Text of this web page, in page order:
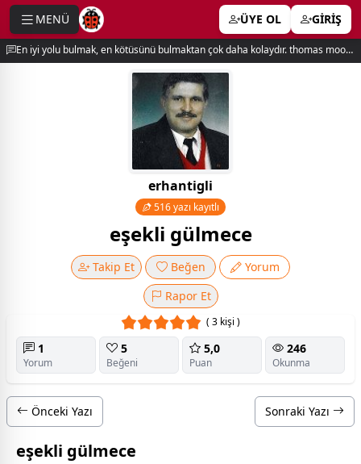
MENÜ ÜYE OL GİRİŞ
En iyi yolu bulmak, en kötüsünü bulmaktan çok daha kolaydır. thomas moore
erhantigli
516 yazı kayıtlı
eşekli gülmece
Takip Et Beğen
Yorum
Rapor Et
( 3 kişi )
1
Yorum
5
Beğeni
5,0
Puan
246
Okunma
Önceki Yazı Sonraki Yazı
eşekli gülmece
menu